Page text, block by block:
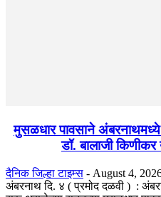
मुसळधार पावसाने
डॉ. बालाजी किणीकर
दैनिक जिल्हा टाइम्स - August 4,
अंबरनाथ दि. ४ ( प्रमोद दळवी ) :